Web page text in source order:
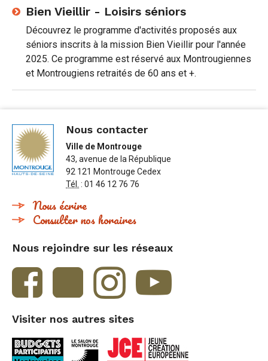
Bien Vieillir - Loisirs séniors
Découvrez le programme d'activités proposés aux
séniors inscrits à la mission Bien Vieillir pour l'année
2025. Ce programme est réservé aux Montrougiennes
et Montrougiens retraités de 60 ans et +.
Nous contacter
Ville de Montrouge
43, avenue de la République
92 121 Montrouge Cedex
Tél.
: 01 46 12 76 76
Nous écrire
Consulter nos horaires
Nous rejoindre sur les réseaux
Visiter nos autres sites